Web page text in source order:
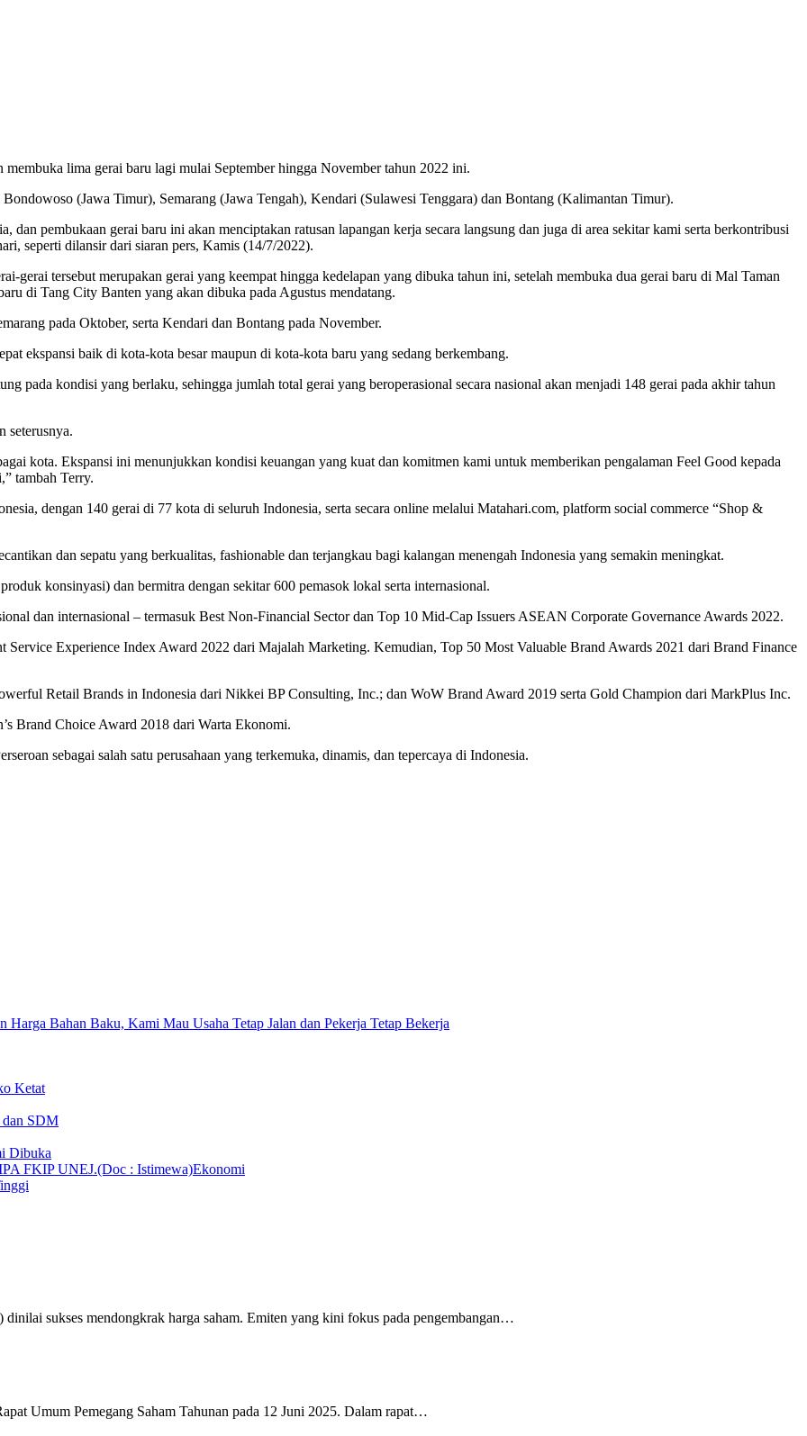
lima gerai baru lagi mulai September hingga November tahun 2022 ini.
(Jawa Timur), Semarang (Jawa Tengah), Kendari (Sulawesi Tenggara) dan Bontang (Kalimantan Timur).
pembukaan gerai baru ini akan menciptakan ratusan lapangan kerja secara langsung dan juga di area sekitar kami serta berkontribusi
seperti dilansir dari siaran pers, Kamis (14/7/2022).
gerai tersebut merupakan gerai yang keempat hingga kedelapan yang dibuka tahun ini, setelah membuka dua gerai baru di Mal Taman
di Tang City Banten yang akan dibuka pada Agustus mendatang.
pada Oktober, serta Kendari dan Bontang pada November.
ekspansi baik di kota-kota besar maupun di kota-kota baru yang sedang berkembang.
pada kondisi yang berlaku, sehingga jumlah total gerai yang beroperasional secara nasional akan menjadi 148 gerai pada akhir tahun
seterusnya.
kota. Ekspansi ini menunjukkan kondisi keuangan yang kuat dan komitmen kami untuk memberikan pengalaman Feel Good kepada
tambah Terry.
dengan 140 gerai di 77 kota di seluruh Indonesia, serta secara online melalui Matahari.com, platform social commerce “Shop &
dan sepatu yang berkualitas, fashionable dan terjangkau bagi kalangan menengah Indonesia yang semakin meningkat.
konsinyasi) dan bermitra dengan sekitar 600 pemasok lokal serta internasional.
dan internasional – termasuk Best Non-Financial Sector dan Top 10 Mid-Cap Issuers ASEAN Corporate Governance Awards 2022.
Experience Index Award 2022 dari Majalah Marketing. Kemudian, Top 50 Most Valuable Brand Awards 2021 dari Brand Finance
Retail Brands in Indonesia dari Nikkei BP Consulting, Inc.; dan WoW Brand Award 2019 serta Gold Champion dari MarkPlus Inc.
Brand Choice Award 2018 dari Warta Ekonomi.
sebagai salah satu perusahaan yang terkemuka, dinamis, dan tepercaya di Indonesia.
Bahan Baku, Kami Mau Usaha Tetap Jalan dan Pekerja Tetap Bekerja
Ketat
SDM
Dibuka
Ekonomi
sukses mendongkrak harga saham. Emiten yang kini fokus pada pengembangan…
Umum Pemegang Saham Tahunan pada 12 Juni 2025. Dalam rapat…